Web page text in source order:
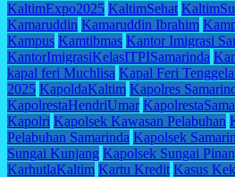
KaltimExpo2025 KaltimSehat
Kamaruddin Kamaruddin Ibrahim
Kampus Kamtibmas Kantor Imigrasi
KantorImigrasiKelasITPISamarinda
kapal feri Muchlisa Kapal Feri
2025 KapoldaKaltim Kapolres
KapolrestaHendriUmar
Kapolri Kapolsek Kawasan Pelabuhan
Pelabuhan Samarinda Kapolsek
Sungai Kunjang Kapolsek Sungai
KarhutlaKaltim Kartu Kredit Kasus